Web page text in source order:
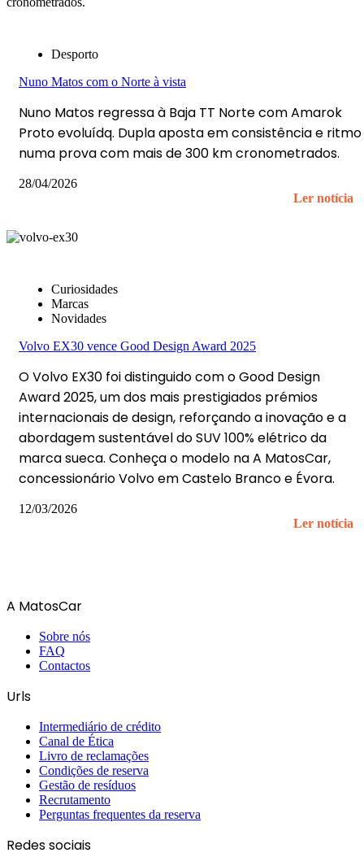
Desporto
Nuno Matos com o Norte à vista
Nuno Matos regressa à Baja TT Norte com Amarok
Proto evoluídq. Dupla aposta em consistência e ritmo
numa prova com mais de 300 km cronometrados.
28/04/2026
Ler notícia
Curiosidades
Marcas
Novidades
Volvo EX30 vence Good Design Award 2025
O Volvo EX30 foi distinguido com o Good Design
Award 2025, um dos mais prestigiados prémios
internacionais de design, reforçando a inovação e a
abordagem sustentável do SUV 100% elétrico da
marca sueca. Conheça o modelo na A MatosCar,
concessionário Volvo em Castelo Branco e Évora.
12/03/2026
Ler notícia
A MatosCar
Sobre nós
FAQ
Contactos
Urls
Intermediário de crédito
Canal de Ética
Livro de reclamações
Condições de reserva
Gestão de resíduos
Recrutamento
Perguntas frequentes da reserva
Redes sociais